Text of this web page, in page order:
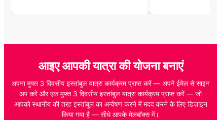
आइए आपकी यात्रा की योजना बनाएं
अपना मुफ्त 3 दिवसीय इस्तांबुल यात्रा कार्यक्रम प्राप्त करें — अपने ईमेल से साइन
अप करें और एक मुफ्त 3 दिवसीय इस्तांबुल यात्रा कार्यक्रम प्राप्त करें — जो
आपको स्थानीय की तरह इस्तांबुल का अन्वेषण करने में मदद करने के लिए डिज़ाइन
किया गया है — सीधे आपके मेलबॉक्स में।